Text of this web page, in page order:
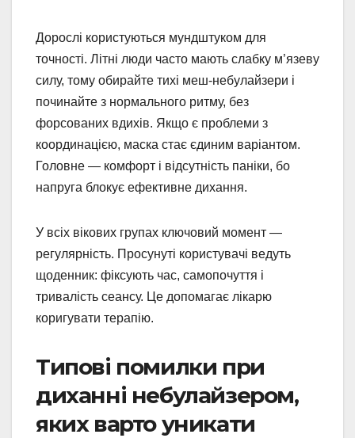
Дорослі користуються мундштуком для
точності. Літні люди часто мають слабку м’язеву
силу, тому обирайте тихі меш-небулайзери і
починайте з нормального ритму, без
форсованих вдихів. Якщо є проблеми з
координацією, маска стає єдиним варіантом.
Головне — комфорт і відсутність паніки, бо
напруга блокує ефективне дихання.
У всіх вікових групах ключовий момент —
регулярність. Просунуті користувачі ведуть
щоденник: фіксують час, самопочуття і
тривалість сеансу. Це допомагає лікарю
коригувати терапію.
Типові помилки при
диханні небулайзером,
яких варто уникати